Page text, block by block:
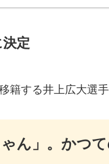
定
籍する井上広大選
ん」。かつ